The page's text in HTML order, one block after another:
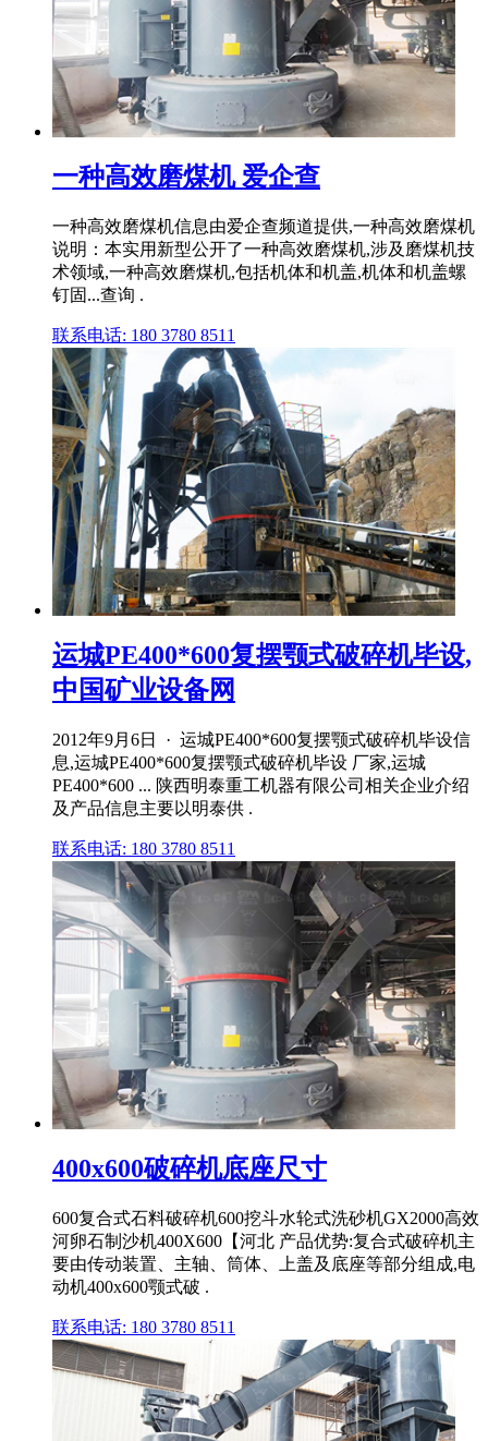
一种高效磨煤机 爱企查
一种高效磨煤机信息由爱企查频道提供,一种高效磨煤机
说明：本实用新型公开了一种高效磨煤机,涉及磨煤机技
术领域,一种高效磨煤机,包括机体和机盖,机体和机盖螺
钉固...查询 .
联系电话: 180 3780 8511
运城PE400*600复摆颚式破碎机毕设,
中国矿业设备网
2012年9月6日 · 运城PE400*600复摆颚式破碎机毕设信
息,运城PE400*600复摆颚式破碎机毕设 厂家,运城
PE400*600 ... 陕西明泰重工机器有限公司相关企业介绍
及产品信息主要以明泰供 .
联系电话: 180 3780 8511
400x600破碎机底座尺寸
600复合式石料破碎机600挖斗水轮式洗砂机GX2000高效
河卵石制沙机400X600【河北 产品优势:复合式破碎机主
要由传动装置、主轴、筒体、上盖及底座等部分组成,电
动机400x600颚式破 .
联系电话: 180 3780 8511